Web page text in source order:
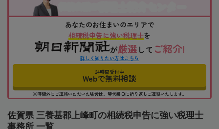
あなたのお住まいのエリアで
相続税申告に強い税理士を
が厳選 して ご紹介!
詳しく知りたい方はこちら
24時間受付中
Webで無料相談
※時間外にご連絡いただいた場合は、翌営業日に折り返しご連絡いたします。
佐賀県 三養基郡上峰町の相続税申告に強い税理士
事務所 一覧